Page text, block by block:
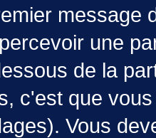
message
une
de la
c'est que
Vous